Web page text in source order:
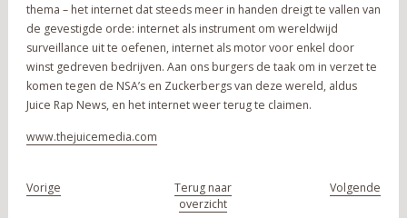
thema – het internet dat steeds meer in handen dreigt te vallen van
de gevestigde orde: internet als instrument om wereldwijd
surveillance uit te oefenen, internet als motor voor enkel door
winst gedreven bedrijven. Aan ons burgers de taak om in verzet te
komen tegen de NSA’s en Zuckerbergs van deze wereld, aldus
Juice Rap News, en het internet weer terug te claimen.
www.thejuicemedia.com
Vorige
Terug naar
overzicht
Volgende